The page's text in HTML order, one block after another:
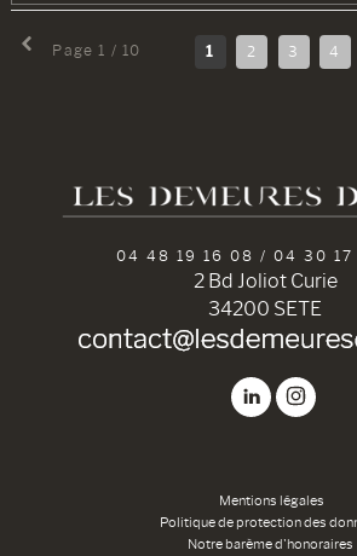
Page 1 / 10 1 2 3 4
04 48 19 16 08 / 04 30 17
2 Bd Joliot Curie
34200 SETE
Mentions légales
Politique de protection des
Notre barème d'honoraires